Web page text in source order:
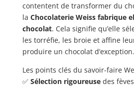
contentent de transformer du
la Chocolaterie Weiss fabrique
chocolat. Cela signifie qu’elle
les torréfie, les broie et affine
produire un chocolat d’exception.
Les points clés du savoir-faire
✅ Sélection rigoureusedes